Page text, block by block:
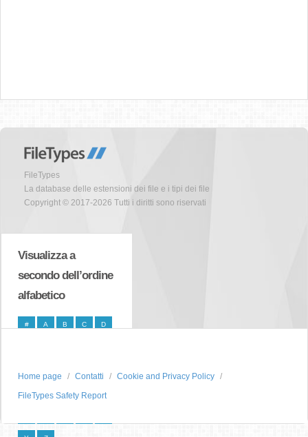
FileTypes
La database delle estensioni dei file e i tipi dei file
Copyright © 2017-2026 Tutti i diritti sono riservati
Visualizza a
secondo dell’ordine
alfabetico
# A B C D
O P Q R S
Home page Contatti
Cookie and Privacy Policy
FileTypes Safety Report